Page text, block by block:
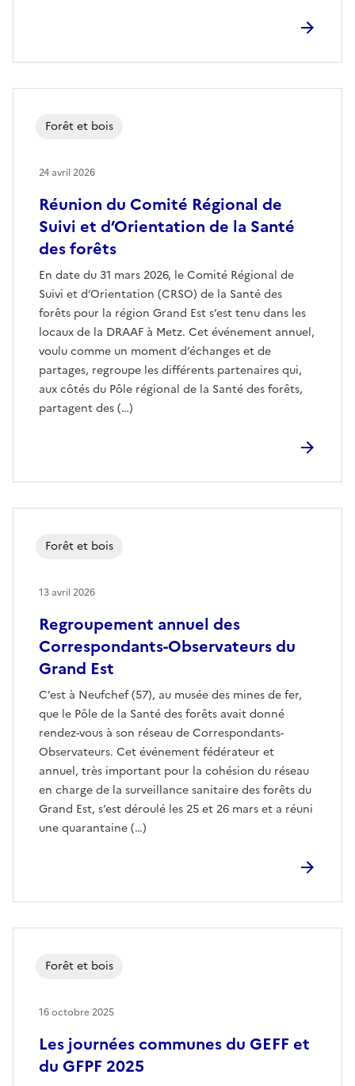
Réunion du Comité Régional de
Suivi et d’Orientation de la Santé
des forêts
En date du 31 mars 2026, le Comité Régional de
Suivi et d’Orientation (CRSO) de la Santé des
forêts pour la région Grand Est s’est tenu dans les
locaux de la DRAAF à Metz. Cet événement annuel,
voulu comme un moment d’échanges et de
partages, regroupe les différents partenaires qui,
aux côtés du Pôle régional de la Santé des forêts,
partagent des (…)
Forêt et bois
24 avril 2026
Regroupement annuel des
Correspondants-Observateurs du
Grand Est
C’est à Neufchef (57), au musée des mines de fer,
que le Pôle de la Santé des forêts avait donné
rendez-vous à son réseau de Correspondants-
Observateurs. Cet événement fédérateur et
annuel, très important pour la cohésion du réseau
en charge de la surveillance sanitaire des forêts du
Grand Est, s’est déroulé les 25 et 26 mars et a réuni
une quarantaine (…)
Forêt et bois
13 avril 2026
Les journées communes du GEFF et
du GFPF 2025
Forêt et bois
16 octobre 2025